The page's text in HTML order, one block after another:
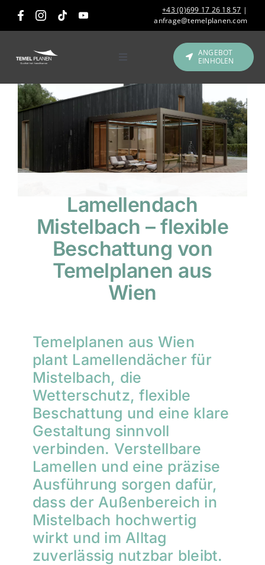
content
+43 (0)699 17 26 18 57 |
anfrage@temelplanen.com
Produkte
Gastronomie &
Hotellerie
Referenzen
Über uns
Kontakt
ANGEBOT
EINHOLEN
Lamellendach
Mistelbach – flexible
Beschattung von
Temelplanen aus
Wien
Temelplanen aus Wien
plant Lamellendächer für
Mistelbach, die
Wetterschutz, flexible
Beschattung und eine klare
Gestaltung sinnvoll
verbinden. Verstellbare
Lamellen und eine präzise
Ausführung sorgen dafür,
dass der Außenbereich in
Mistelbach hochwertig
wirkt und im Alltag
zuverlässig nutzbar bleibt.